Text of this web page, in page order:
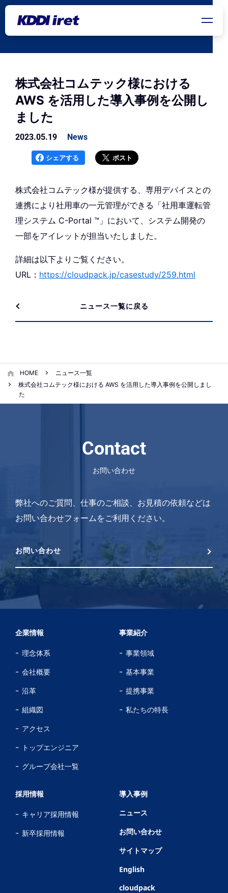
メインコンテンツにスキップ
株式会社コムテック様における
AWS を活用した導入事例を公開し
ました
2023.05.19 News
シェアする ポスト
株式会社コムテック様が提供する、専用デバイスとの
連携により社用車の一元管理ができる「社用車運転管
理システム C-Portal ™」において、システム開発の
一部をアイレットが担当いたしました。
詳細は以下よりご覧ください。
URL： https://cloudpack.jp/casestudy/259.html
ニュース一覧に戻る
HOME
ニュース一覧
株式会社コムテック様における AWS を活用した導入事例を公開しまし
た
Contact
お問い合わせ
弊社へのご質問、仕事のご相談、お見積の依頼などは
お問い合わせフォームをご利用ください。
お問い合わせ
企業情報
理念体系
会社概要
沿革
組織図
アクセス
トップエンジニア
グループ会社一覧
事業紹介
事業領域
基本事業
提携事業
私たちの特長
採用情報
キャリア採用情報
新卒採用情報
導入事例
ニュース
お問い合わせ
サイトマップ
English
cloudpack